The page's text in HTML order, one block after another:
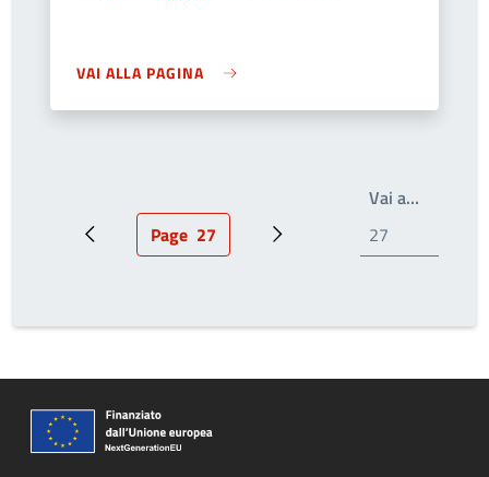
VAI ALLA PAGINA
Pagina precedentePagina attuale
Page 27 Prossima pagina
Vai a…